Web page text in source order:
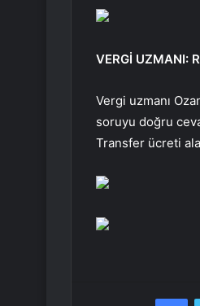
VERGİ UZMANI:
Vergi uzmanı
soruyu doğru
Transfer ücreti